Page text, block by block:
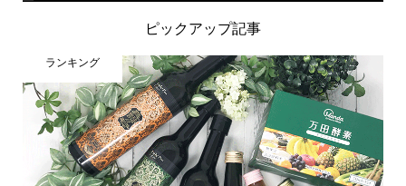
ピックアップ記事
ランキング